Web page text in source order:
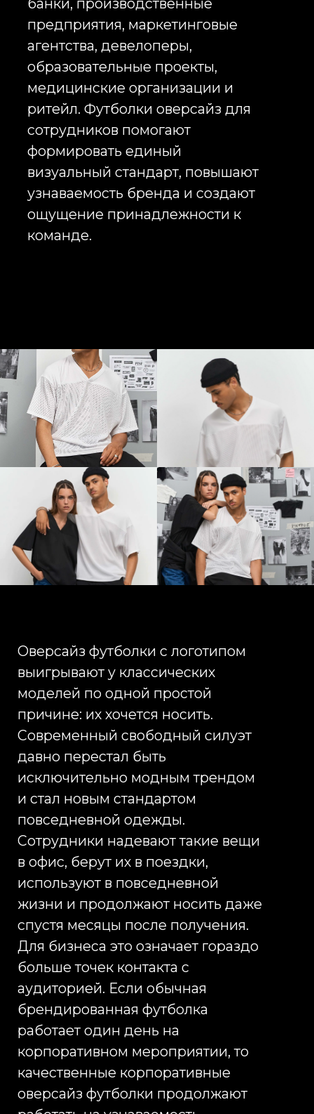
воспринимается как забота и
внимание, а не как очередной
Заказать оверсайз футболки с
логотипом стоит и тем компаниям,
которые регулярно участвуют в
выставках и конференциях. На
крупных мероприятиях
посетители за несколько часов
видят десятки одинаково
оформленных стендов и сотни
сотрудников в стандартной
промоодежде. Выделиться
становится всё сложнее. Именно
поэтому бренды начинают
влияют на восприятие компании
потенциальными клиентами и
партнёрами.
Не менее важно правильно
подобрать ткань и плотность
изделия. Премиальные
брендированные оверсайз
футболки чаще всего
изготавливаются из плотного
хлопка, который хорошо держит
форму и сохраняет внешний вид
даже после многочисленных
стирок. Такие модели
воспринимаются как
полноценный fashion-продукт.
Для большинства компаний